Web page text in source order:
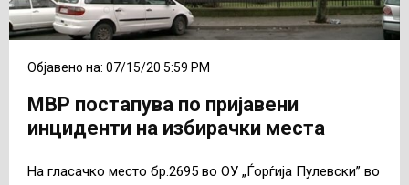
Објавено на: 07/15/20 5:59 PM
МВР постапува по пријавени
инциденти на избирачки места
На гласачко место бр.2695 во ОУ „Ѓорѓија Пулевски” во